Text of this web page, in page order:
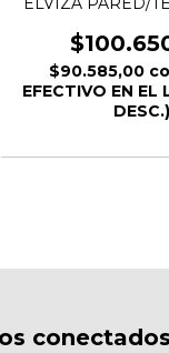
$90.585,00
EFECTIVO EN EL
DESC.)
conectados